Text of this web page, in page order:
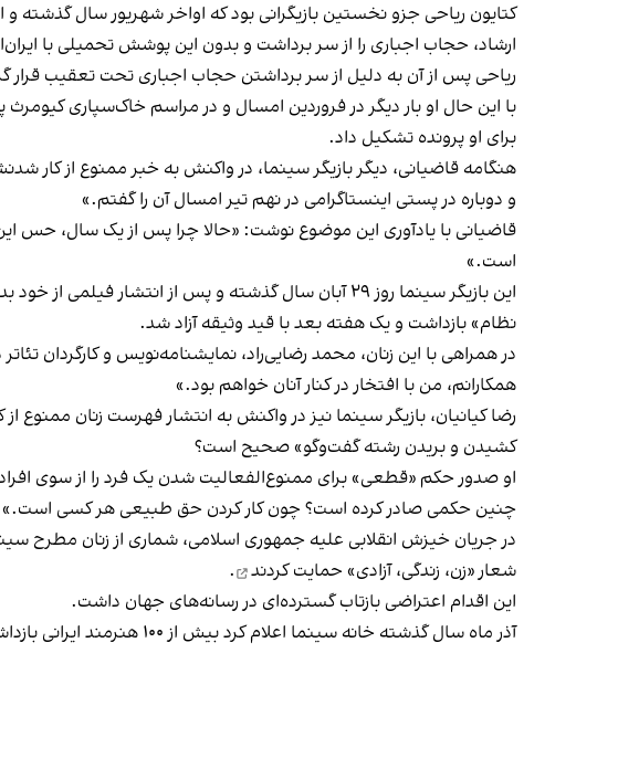
کتایون ریاحی جزو نخستین بازیگرانی بود که اواخر شهریور سال گذشته
ارشاد، حجاب اجباری را از سر برداشت و بدون این پوشش تحمیلی با
ریاحی پس از آن به دلیل از سر برداشتن حجاب اجباری تحت تعقیب قرار
با این‌ حال او بار دیگر در فروردین امسال و در مراسم خاک‌سپاری
برای او پرونده‌ تشکیل داد.
هنگامه قاضیانی، دیگر بازیگر سینما، در واکنش به خبر ممنوع‌ از کار
و دوباره در پستی اینستاگرامی در نهم تیر امسال آن را گفتم.»
قاضیانی با یادآوری این موضوع نوشت: «حالا چرا پس از یک سال، حس
است.»
این بازیگر سینما روز ۲۹ آبان سال گذشته و پس از
نظام» بازداشت و یک هفته بعد با قید وثیقه آزاد شد.
در همراهی با این زنان، محمد رضایی‌راد، نمایشنامه‌نویس و کارگردان
همکارانم، من با افتخار در کنار آنان خواهم بود.»
رضا کیانیان، بازیگر سینما نیز در واکنش به انتشار فهرست زنان ممنوع‌
کشیدن و بریدن رشته گفت‌وگو» صحیح است؟
او صدور حکم «قطعی» برای ممنوع‌الفعالیت شدن یک فرد را از سوی
چنین حکمی صادر کرده است؟ چون کار کردن حق طبیعی هر کسی است.»
در جریان خیزش انقلابی علیه جمهوری اسلامی، شماری از زنان مطرح
شعار «زن، زندگی، آزادی»حمایت کردند
.
این اقدام اعتراضی بازتاب گسترده‌ای در رسانه‌های جهان داشت.
آذر ماه سال گذشته خانه سینما اعلام کرد بیش از ۱۰۰ هنرمند ایرانی بازداشت یا ممنوع‌‌الفعالیت شده‌اند.